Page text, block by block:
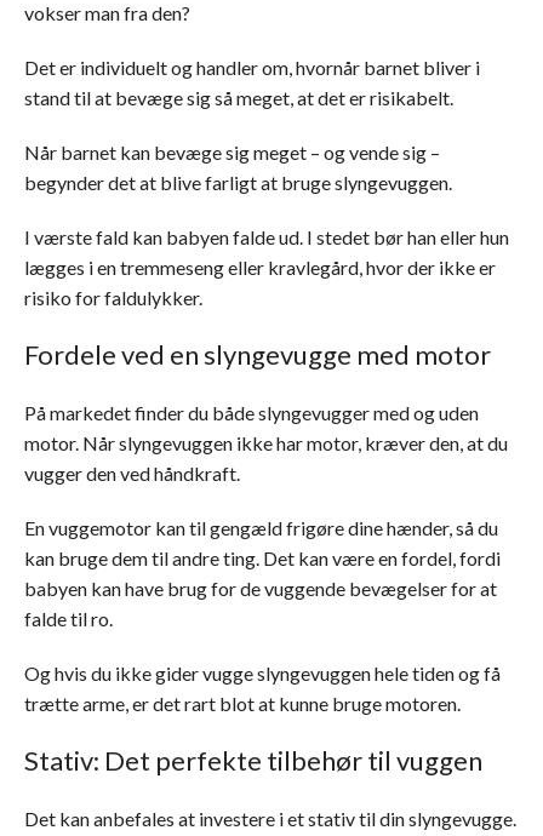
vokser man fra den?
Det er individuelt og handler om, hvornår barnet bliver i
stand til at bevæge sig så meget, at det er risikabelt.
Når barnet kan bevæge sig meget – og vende sig –
begynder det at blive farligt at bruge slyngevuggen.
I værste fald kan babyen falde ud. I stedet bør han eller hun
lægges i en tremmeseng eller kravlegård, hvor der ikke er
risiko for faldulykker.
Fordele ved en slyngevugge med motor
På markedet finder du både slyngevugger med og uden
motor. Når slyngevuggen ikke har motor, kræver den, at du
vugger den ved håndkraft.
En vuggemotor kan til gengæld frigøre dine hænder, så du
kan bruge dem til andre ting. Det kan være en fordel, fordi
babyen kan have brug for de vuggende bevægelser for at
falde til ro.
Og hvis du ikke gider vugge slyngevuggen hele tiden og få
trætte arme, er det rart blot at kunne bruge motoren.
Stativ: Det perfekte tilbehør til vuggen
Det kan anbefales at investere i et stativ til din slyngevugge.